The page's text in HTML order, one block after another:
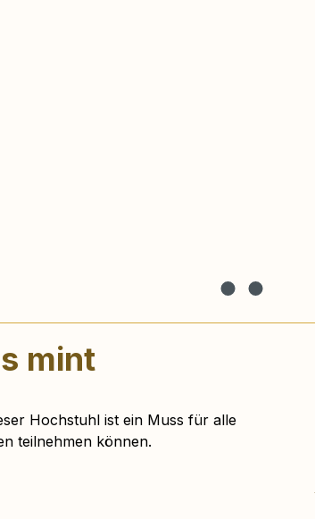
mint
Hochstuhl ist ein Muss für alle
teilnehmen können.